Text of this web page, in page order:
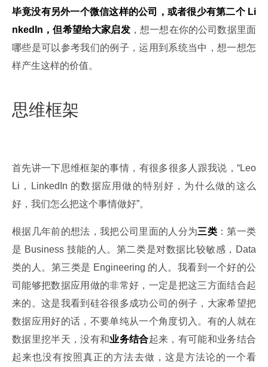
毕竟没有另外一个微信这样的公司，或者很少有第二个 Li
nkedIn，但希望给大家启发，想一想在你的公司数据里面
哪些是可以参考我们的例子，运用到系统当中，想一想怎
样产生这样的价值。
思维框架
首先讲一下思维框架的事情，有很多很多人跟我说，“Leo
Li，LinkedIn 的数据应用做的特别好，为什么做的这么
好，我们怎么把这个事情做好”。
根据几年前的想法，我把公司里面的人分为三类 ：第一类
是 Business 技能的人。第二类是对数据比较敏感，Data
类的人。第三类是 Engineering 的人。我看到一个好的公
司能够把数据应用做的非常好，一定是把这三方面结合起
来的。这是我看到硅谷很多成功公司的例子，大家希望把
数据应用好的话，不要单纯从一个角度切入。有的人就在
数据里挖半天，没有和业务结合起来，有可能和业务结合
起来也没有按照真正的方法去做，这是方法论的一个看